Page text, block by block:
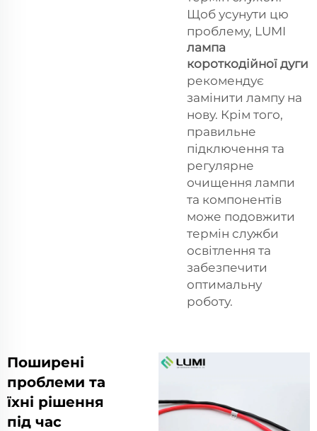
Щоб усунути цю
проблему, LUMI
лампа
короткодійної дуги
рекомендує
замінити лампу на
нову. Крім того,
правильне
підключення та
регулярне
очищення лампи
та компонентів
може подовжити
термін служби
освітлення та
забезпечити
оптимальну
роботу.
Поширені
проблеми та
їхні рішення
під час